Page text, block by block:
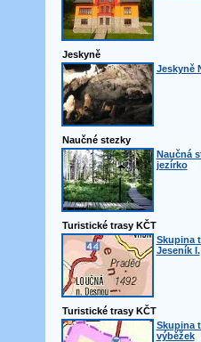
Jeskyně
Jeskyně
Naučné stezky
Naučná
jezírko
Turistické trasy KČT
Skupina
Jeseník I.
Turistické trasy KČT
Skupina
výběžek